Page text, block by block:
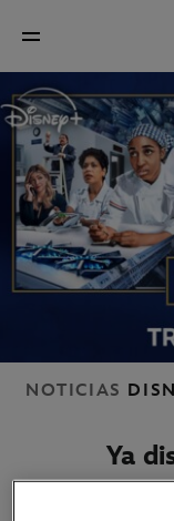
NOTICIAS
Ya